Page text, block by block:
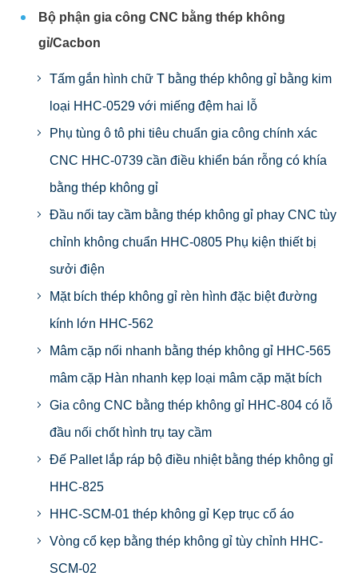
Bộ phận gia công CNC bằng thép không
gỉ/Cacbon
Tấm gắn hình chữ T bằng thép không gỉ bằng kim
loại HHC-0529 với miếng đệm hai lỗ
Phụ tùng ô tô phi tiêu chuẩn gia công chính xác
CNC HHC-0739 cần điều khiển bán rỗng có khía
bằng thép không gỉ
Đầu nối tay cầm bằng thép không gỉ phay CNC tùy
chỉnh không chuẩn HHC-0805 Phụ kiện thiết bị
sưởi điện
Mặt bích thép không gỉ rèn hình đặc biệt đường
kính lớn HHC-562
Mâm cặp nối nhanh bằng thép không gỉ HHC-565
mâm cặp Hàn nhanh kẹp loại mâm cặp mặt bích
Gia công CNC bằng thép không gỉ HHC-804 có lỗ
đầu nối chốt hình trụ tay cầm
Đế Pallet lắp ráp bộ điều nhiệt bằng thép không gỉ
HHC-825
HHC-SCM-01 thép không gỉ Kẹp trục cổ áo
Vòng cổ kẹp bằng thép không gỉ tùy chỉnh HHC-
SCM-02